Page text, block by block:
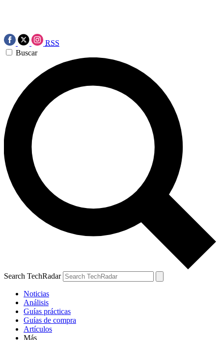
RSS
Buscar
Search TechRadar
Noticias
Análisis
Guías prácticas
Guías de compra
Artículos
Más